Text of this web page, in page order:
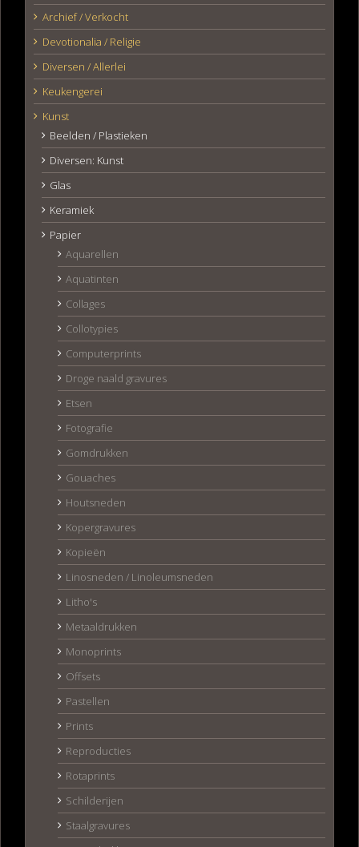
Archief / Verkocht
Devotionalia / Religie
Diversen / Allerlei
Keukengerei
Kunst
Beelden / Plastieken
Diversen: Kunst
Glas
Keramiek
Papier
Aquarellen
Aquatinten
Collages
Collotypies
Computerprints
Droge naald gravures
Etsen
Fotografie
Gomdrukken
Gouaches
Houtsneden
Kopergravures
Kopieën
Linosneden / Linoleumsneden
Litho's
Metaaldrukken
Monoprints
Offsets
Pastellen
Prints
Reproducties
Rotaprints
Schilderijen
Staalgravures